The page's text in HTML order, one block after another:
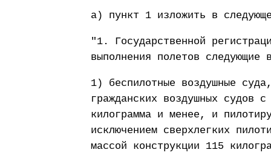
а) пункт 1 изложить в
"1. Государственной
выполнения полетов следующие
1) беспилотные воздушные
гражданских воздушных судов
килограмма и менее, и
исключением сверхлегких
массой конструкции 115